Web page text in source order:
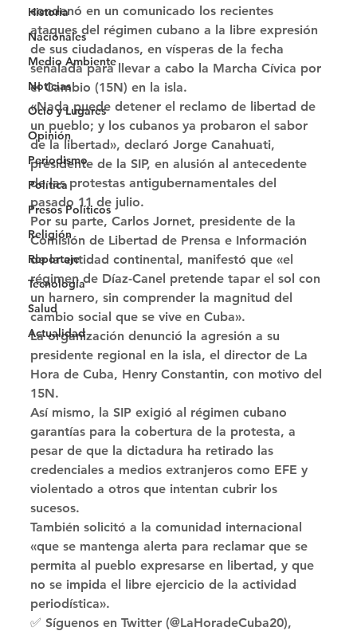
Historia
Nacionales
Medio Ambiente
Noticias
Ocio y Lugares
Opinión
Periodismo
Política
Presos Políticos
Religión
Reportaje
Tecnología
Salud
Actualidad
condenó en un comunicado los recientes
ataques del régimen cubano a la libre expresión
de sus ciudadanos, en vísperas de la fecha
señalada para llevar a cabo la Marcha Cívica por
el Cambio (15N) en la isla.
«Nada puede detener el reclamo de libertad de
un pueblo; y los cubanos ya probaron el sabor
de la libertad», declaró Jorge Canahuati,
presidente de la SIP, en alusión al antecedente
de las protestas antigubernamentales del
pasado 11 de julio.
Por su parte, Carlos Jornet, presidente de la
Comisión de Libertad de Prensa e Información
de la entidad continental, manifestó que «el
régimen de Díaz-Canel pretende tapar el sol con
un harnero, sin comprender la magnitud del
cambio social que se vive en Cuba».
La organización denunció la agresión a su
presidente regional en la isla, el director de La
Hora de Cuba, Henry Constantin, con motivo del
15N.
Así mismo, la SIP exigió al régimen cubano
garantías para la cobertura de la protesta, a
pesar de que la dictadura ha retirado las
credenciales a medios extranjeros como EFE y
violentado a otros que intentan cubrir los
sucesos.
También solicitó a la comunidad internacional
«que se mantenga alerta para reclamar que se
permita al pueblo expresarse en libertad, y que
no se impida el libre ejercicio de la actividad
periodística».
✅ Síguenos en Twitter (@LaHoradeCuba20),